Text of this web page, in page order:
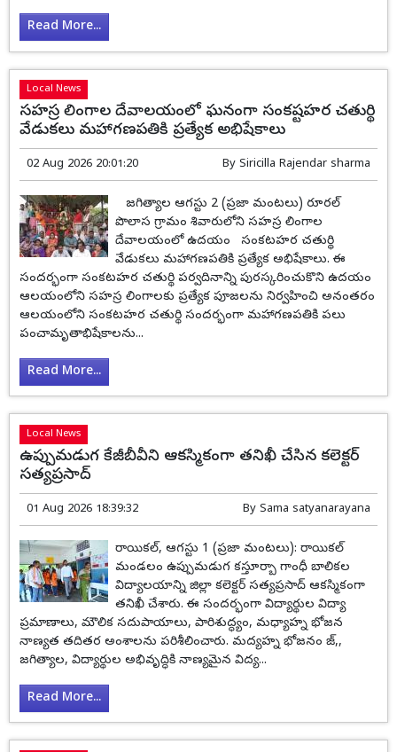
Read More...
Local News
సహస్ర లింగాల దేవాలయంలో ఘనంగా సంకష్టహర చతుర్థి
వేడుకలు మహాగణపతికి ప్రత్యేక అభిషేకాలు
02 Aug 2026 20:01:20 By Siricilla Rajendar sharma
జగిత్యాల ఆగస్టు 2 (ప్రజా మంటలు) రూరల్
పొలాస గ్రామం శివారులోని సహస్ర లింగాల
దేవాలయంలో ఉదయం సంకటహర చతుర్థి
వేడుకలు మహాగణపతికి ప్రత్యేక అభిషేకాలు. ఈ
సందర్భంగా సంకటహర చతుర్థి పర్వదినాన్ని పురస్కరించుకొని ఉదయం
ఆలయంలోని సహస్ర లింగాలకు ప్రత్యేక పూజలను నిర్వహించి అనంతరం
ఆలయంలోని సంకటహర చతుర్థి సందర్భంగా మహాగణపతికి పలు
పంచామృతాభిషేకాలను...
Read More...
Local News
ఉప్పుమడుగ కేజీబీవీని ఆకస్మికంగా తనిఖీ చేసిన కలెక్టర్
సత్యప్రసాద్
01 Aug 2026 18:39:32 By Sama satyanarayana
రాయికల్, ఆగస్టు 1 (ప్రజా మంటలు): రాయికల్
మండలం ఉప్పుమడుగ కస్తూర్బా గాంధీ బాలికల
విద్యాలయాన్ని జిల్లా కలెక్టర్ సత్యప్రసాద్ ఆకస్మికంగా
తనిఖీ చేశారు. ఈ సందర్భంగా విద్యార్థుల విద్యా
ప్రమాణాలు, మౌలిక సదుపాయాలు, పారిశుద్ధ్యం, మధ్యాహ్న భోజన
నాణ్యత తదితర అంశాలను పరిశీలించారు. మద్యహ్న భోజనం జ్,,
జగిత్యాల, విద్యార్థుల అభివృద్ధికి నాణ్యమైన విద్య...
Read More...